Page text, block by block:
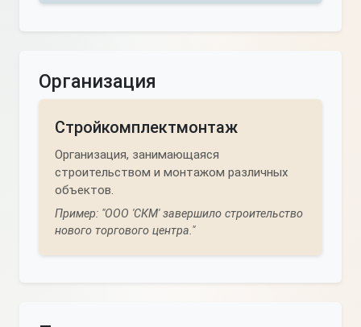
Организация
Стройкомплектмонтаж
Организация, занимающаяся
строительством и монтажом различных
объектов.
Пример: "ООО 'СКМ' завершило строительство
нового торгового центра."